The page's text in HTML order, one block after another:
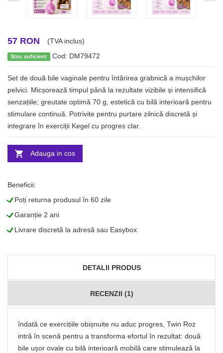
57 RON (TVA inclus)
Stoc suficient Cod: DM79472
Set de două bile vaginale pentru întărirea grabnică a mușchilor
pelvici. Micșorează timpul până la rezultate vizibile și intensifică
senzațiile; greutate optimă 70 g, estetică cu bilă interioară pentru
stimulare continuă. Potrivite pentru purtare zilnică discretă și
integrare în exerciții Kegel cu progres clar.
Adauga in cos
Beneficii:
LPoți returna produsul în 60 zile
LGaranție 2 ani
LLivrare discretă la adresă sau Easybox
DETALII PRODUS
RECENZII (1)
îndată ce exercițiile obișnuite nu aduc progres, Twin Roz
intră în scenă pentru a transforma efortul în rezultat: două
bile ușor ovale cu bilă interioară mobilă care stimulează la